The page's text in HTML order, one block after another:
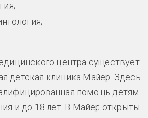
центра существует
детская клиника Майер. Здесь
помощь детям
и до 18 лет. В Майер открыты